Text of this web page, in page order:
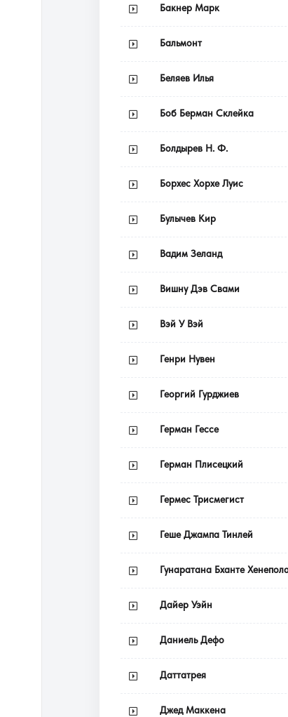
Бакнер Марк
Бальмонт
Беляев Илья
Боб Берман Склейка
Болдырев Н. Ф.
Борхес Хорхе Луис
Булычев Кир
Вадим Зеланд
Вишну Дэв Свами
Вэй У Вэй
Генри Нувен
Георгий Гурджиев
Герман Гессе
Герман Плисецкий
Гермес Трисмегист
Геше Джампа Тинлей
Гунаратана Бханте
Дайер Уэйн
Даниель Дефо
Даттатрея
Джед Маккена